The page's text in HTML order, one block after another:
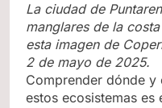
La ciudad de
manglares de la
esta imagen de
2 de mayo de 2025.
Comprender dónde y
estos ecosistemas es